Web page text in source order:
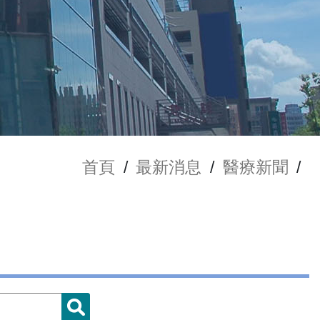
首頁 / 最新消息 / 醫療新聞 /